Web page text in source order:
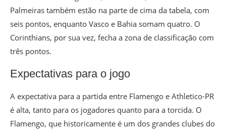
Palmeiras também estão na parte de cima da tabela, com
seis pontos, enquanto Vasco e Bahia somam quatro. O
Corinthians, por sua vez, fecha a zona de classificação com
três pontos.
Expectativas para o jogo
A expectativa para a partida entre Flamengo e Athletico-PR
é alta, tanto para os jogadores quanto para a torcida. O
Flamengo, que historicamente é um dos grandes clubes do